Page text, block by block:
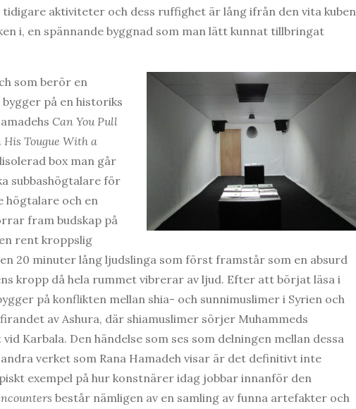
aktiviteter och dess ruffighet är lång ifrån den vita kuben
i, en spännande byggnad som man lätt kunnat tillbringat
som berör en
på en historiks
Can You Pull
Tougue With a
box man går
subbashögtalare för
högtalare och en
fram budskap på
rent kroppslig
20 minuter lång ljudslinga som först framstår som en absurd
kropp då hela rummet vibrerar av ljud. Efter att börjat läsa i
på konflikten mellan shia- och sunnimuslimer i Syrien och
av Ashura, där shiamuslimer sörjer Muhammeds
Karbala. Den händelse som ses som delningen mellan dessa
verket som Rana Hamadeh visar är det definitivt inte
exempel på hur konstnärer idag jobbar innanför den
består nämligen av en samling av funna artefakter och